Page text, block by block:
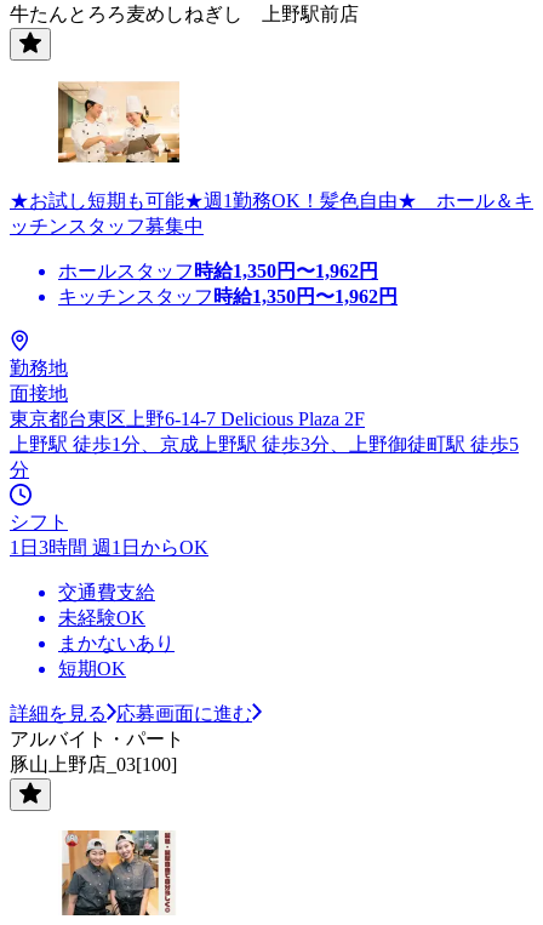
牛たんとろろ麦めしねぎし 上野駅前店
★お試し短期も可能★週1勤務OK！髪色自由★ ホール＆キ
ッチンスタッフ募集中
ホールスタッフ 時給1,350円〜1,962円
キッチンスタッフ 時給1,350円〜1,962円
勤務地
面接地
東京都台東区上野6-14-7 Delicious Plaza 2F
上野駅 徒歩1分、京成上野駅 徒歩3分、上野御徒町駅 徒歩5
分
シフト
1日3時間 週1日からOK
交通費支給
未経験OK
まかないあり
短期OK
詳細を見る
応募画面に進む
アルバイト・パート
豚山上野店_03[100]